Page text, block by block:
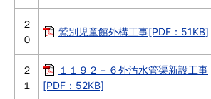
２
０
鷲別児童館外構工事[PDF：51KB]
２
１
１１９２－６外汚水管渠新設工事
[PDF：52KB]